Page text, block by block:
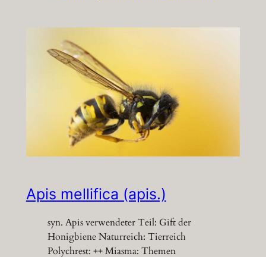
Apis mellifica (apis.)
syn. Apis verwendeter Teil: Gift der
Honigbiene Naturreich: Tierreich
Polychrest: ++ Miasma: Themen